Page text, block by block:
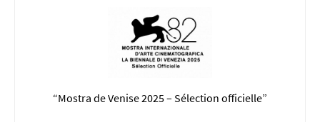
“Mostra de Venise 2025 – Sélection officielle”